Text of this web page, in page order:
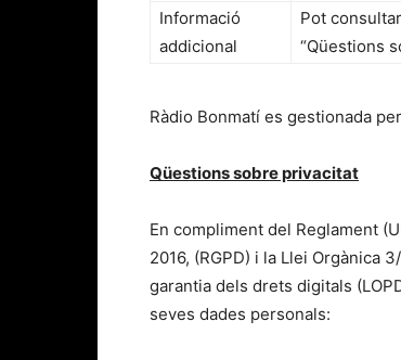
Informació
addicional
Pot
“Qüestions
Ràdio Bonmatí es gestionada
Qüestions sobre privacitat
En compliment del Reglament
2016, (RGPD) i la Llei Orgànica
garantia dels drets digitals
seves dades personals: